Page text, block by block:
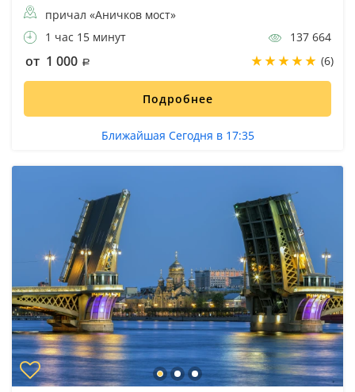
причал «Аничков мост»
1 час 15 минут
137 664
от 1 000 (6)
Подробнее
Ближайшая Сегодня в 17:35